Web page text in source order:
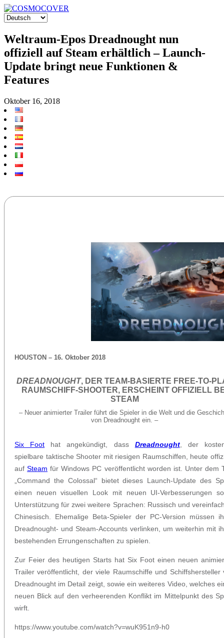
Weltraum-Epos Dreadnought nun
offiziell auf Steam erhältlich – Launch-
Update bringt neue Funktionen &
Features
Oktober 16, 2018
HOUSTON – 16. Oktober 2018
DREADNOUGHT, DER TEAM-BASIERTE FREE-TO-
RAUMSCHIFF-SHOOTER, ERSCHEINT OFFIZIELL
STEAM
– Neuer animierter Trailer führt die Spieler in die Welt und die
von Dreadnought ein. –
Six Foot hat angekündigt, dass Dreadnought, der
spielbare taktische Shooter mit riesigen Raumschiffen, heute
aufSteam für Windows PC veröffentlicht worden ist. Unter dem
„Command the Colossal“ bietet dieses Launch-Update des
einen neuen visuellen Look mit neuen UI-Verbesserungen
Unterstützung für zwei weitere Sprachen: Russisch und
Chinesisch. Ehemalige Beta-Spieler der PC-Version müssen
Dreadnought- und Steam-Accounts verlinken, um weiterhin mit
bestehenden Errungenschaften zu spielen
Zur Feier des heutigen Starts hat Six Foot einen neuen
Trailer veröffentlicht, der viele Raumschiffe und Schiffshersteller
Dreadnought im Detail zeigt, sowie ein weiteres Video, welches
neuen Blick auf den verheerenden Konflikt im Mittelpunkt des
wirft.
https://www.youtube.com/watch?v=wuK951n9-h0